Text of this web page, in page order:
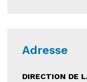
Adresse
DIRECTION DE